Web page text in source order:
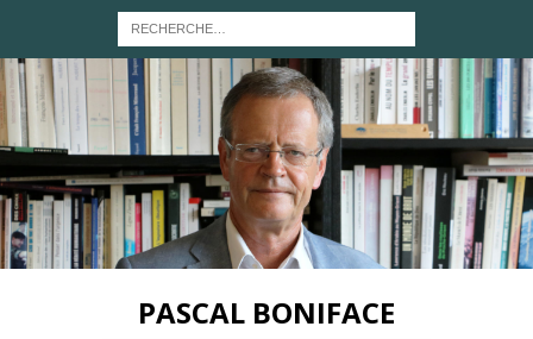
PASCAL BONIFACE